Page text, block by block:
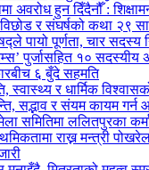
अवरोध हुन दिँदैनौँ :
र संघर्षको कथा २९
पायो पूर्णता, चार सदस्य
पुर्जासहित १० सदस्यीय
६ बुँदे सहमति
र धार्मिक
सद्भाव र संयम कायम गर्न
समितिमा ललितपुरका
राख्न मन्त्री